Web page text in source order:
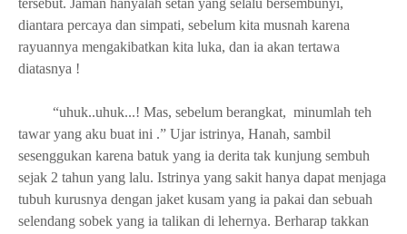
tersebut. Jaman hanyalah setan yang selalu bersembunyi,
diantara percaya dan simpati, sebelum kita musnah karena
rayuannya mengakibatkan kita luka, dan ia akan tertawa
diatasnya !
“uhuk..uhuk...! Mas, sebelum berangkat, minumlah teh
tawar yang aku buat ini .” Ujar istrinya, Hanah, sambil
sesenggukan karena batuk yang ia derita tak kunjung sembuh
sejak 2 tahun yang lalu. Istrinya yang sakit hanya dapat menjaga
tubuh kurusnya dengan jaket kusam yang ia pakai dan sebuah
selendang sobek yang ia talikan di lehernya. Berharap takkan